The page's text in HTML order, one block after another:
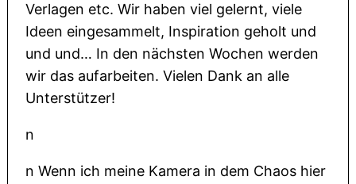
Verlagen etc. Wir haben viel gelernt, viele
Ideen eingesammelt, Inspiration geholt und
und und… In den nächsten Wochen werden
wir das aufarbeiten. Vielen Dank an alle
Unterstützer!
n
nWenn ich meine Kamera in dem Chaos hier